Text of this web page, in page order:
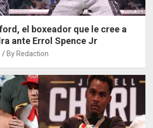
el boxeador que le cree a
ante Errol Spence Jr
By Redaction